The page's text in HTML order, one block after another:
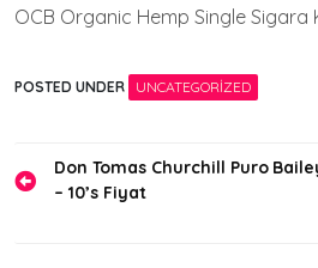
OCB Organic Hemp Single Sigara
POSTED UNDER UNCATEGORIZED
Yazı
gezinmesi
Don Tomas Churchill Puro
– 10’s Fiyat